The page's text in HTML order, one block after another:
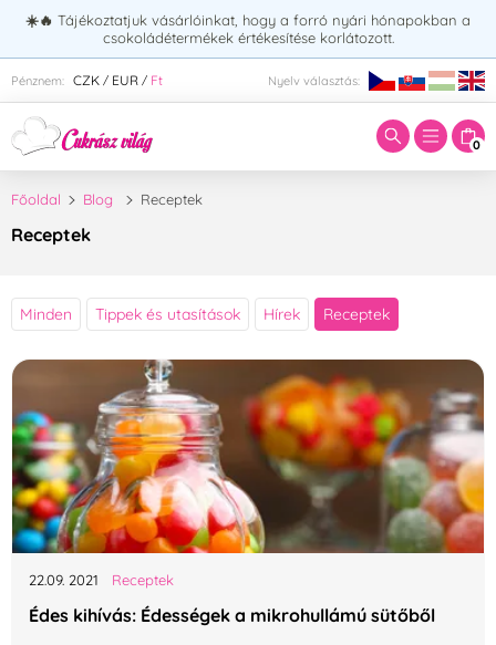
☀️🔥 Tájékoztatjuk vásárlóinkat, hogy a forró nyári hónapokban a
csokoládétermékek értékesítése korlátozott.
Pénznem: CZK / EUR / Ft Nyelv választás:
0
Adja meg a keresett kifejezést:
Főoldal Blog Receptek
Receptek
Minden Tippek és utasítások Hírek Receptek
22.09. 2021 Receptek
Édes kihívás: Édességek a mikrohullámú sütőből